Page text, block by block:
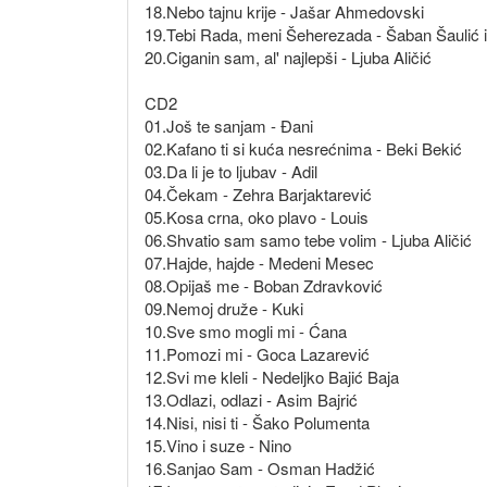
18.Nebo tajnu krije - Jašar Ahmedovski
19.Tebi Rada, meni Šeherezada - Šaban Šaulić
20.Ciganin sam, al' najlepši - Ljuba Aličić
CD2
01.Još te sanjam - Đani
02.Kafano ti si kuća nesrećnima - Beki Bekić
03.Da li je to ljubav - Adil
04.Čekam - Zehra Barjaktarević
05.Kosa crna, oko plavo - Louis
06.Shvatio sam samo tebe volim - Ljuba Aličić
07.Hajde, hajde - Medeni Mesec
08.Opijaš me - Boban Zdravković
09.Nemoj druže - Kuki
10.Sve smo mogli mi - Ćana
11.Pomozi mi - Goca Lazarević
12.Svi me kleli - Nedeljko Bajić Baja
13.Odlazi, odlazi - Asim Bajrić
14.Nisi, nisi ti - Šako Polumenta
15.Vino i suze - Nino
16.Sanjao Sam - Osman Hadžić